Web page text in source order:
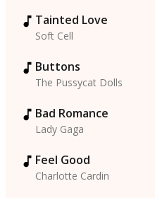
Tainted Love
Soft Cell
Buttons
The Pussycat Dolls
Bad Romance
Lady Gaga
Feel Good
Charlotte Cardin